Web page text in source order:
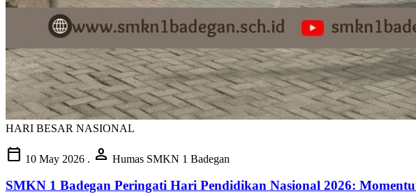
HARI BESAR NASIONAL
calendar_today 10 May 2026 . person Humas SMKN 1 Badegan
SMKN 1 Badegan Peringati Hari Pendidikan Nasional 2026: